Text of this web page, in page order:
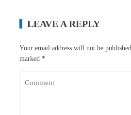
LEAVE A REPLY
Your email address will not be published.
marked *